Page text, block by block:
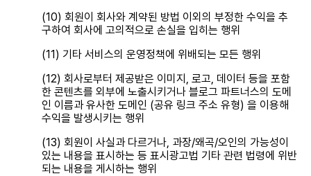
(10) 회원이 회사와 계약된 방법 이외의 부정한 수익을 추
구하여 회사에 고의적으로 손실을 입히는 행위
(11) 기타 서비스의 운영정책에 위배되는 모든 행위
(12) 회사로부터 제공받은 이미지, 로고, 데이터 등을 포함
한 콘텐츠를 외부에 노출시키거나 블로그 파트너스의 도메
인 이름과 유사한 도메인 (공유 링크 주소 유형) 을 이용해
수익을 발생시키는 행위
(13) 회원이 사실과 다르거나, 과장/왜곡/오인의 가능성이
있는 내용을 표시하는 등 표시광고법 기타 관련 법령에 위반
되는 내용을 게시하는 행위